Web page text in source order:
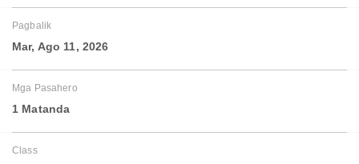
Pagbalik
Mar, Ago 11, 2026
Mga Pasahero
1 Matanda
Class